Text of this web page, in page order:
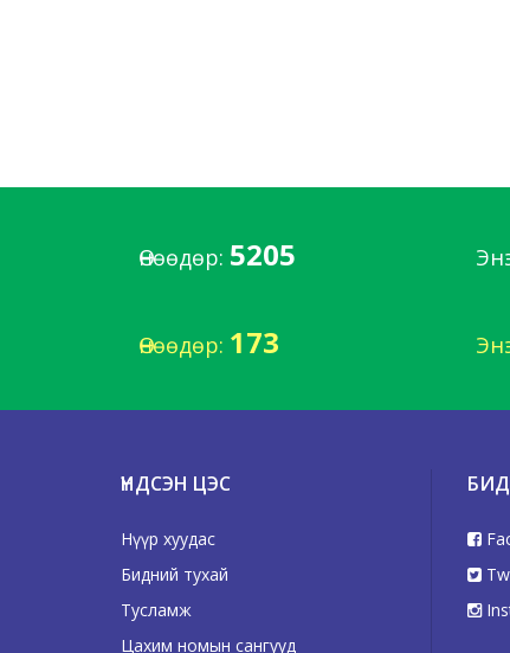
Өнөөдөр: 5205
Өнөөдөр: 173
ҮНДСЭН ЦЭС
Нүүр хуудас
Бидний тухай
Тусламж
Цахим номын сангууд